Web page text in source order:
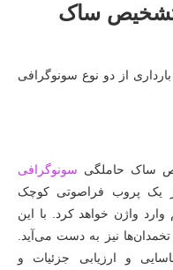
تشخیص ساک
از دو نوع سونوگرافی
ساک حاملگی سونوگرافی
پروب فراصوتی کوچک
واژن خواهد کرد. با این
نیز به دست می‌آید.
و ارزیابی جزئیات و